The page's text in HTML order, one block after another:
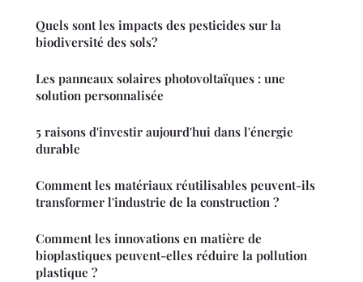
Quels sont les impacts des pesticides sur la
biodiversité des sols?
Les panneaux solaires photovoltaïques : une
solution personnalisée
5 raisons d'investir aujourd'hui dans l'énergie
durable
Comment les matériaux réutilisables peuvent-ils
transformer l'industrie de la construction ?
Comment les innovations en matière de
bioplastiques peuvent-elles réduire la pollution
plastique ?